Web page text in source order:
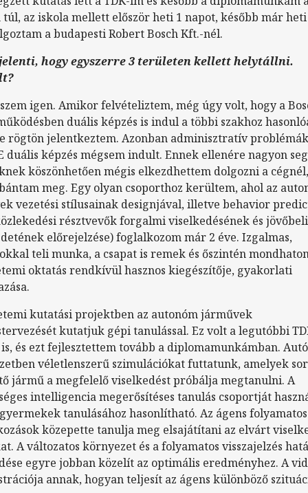
túl, az iskola mellett először heti 1 napot, később már
a budapesti Robert Bosch Kft.-nél.
hogy egyszerre 3 területen kellett helytállni.
igen. Amikor felvételiztem, még úgy volt, hogy a
duális képzés is indul a többi szakhoz
rögtön jelentkeztem. Azonban adminisztratív
duális képzés mégsem indult. Ennek ellenére nagyon
köszönhetően mégis elkezdhettem dolgozni a
meg. Egy olyan csoporthoz kerültem, ahol az
vezetési stílusainak designjával, illetve behavior
résztvevők forgalmi viselkedésének és jövőbeli
előrejelzése) foglalkozom már 2 éve. Izgalmas,
teli munka, a csapat is remek és őszintén
oktatás rendkívül hasznos kiegészítője, gyakorlati
kutatási projektben az autonóm járművek
kutatjuk gépi tanulással. Ez volt a legutóbbi
és ezt fejlesztettem tovább a diplomamunkámban.
véletlenszerű szimulációkat futtatunk, amelyek
jármű a megfelelő viselkedést próbálja megtanulni. A
intelligencia megerősítéses tanulás csoportját
tanulásához hasonlítható. Az ágens folyamatos
közepette tanulja meg elsajátítani az elvárt
A változatos környezet és a folyamatos visszajelzés
egyre jobban közelít az optimális eredményhez. A
annak, hogyan teljesít az ágens különböző